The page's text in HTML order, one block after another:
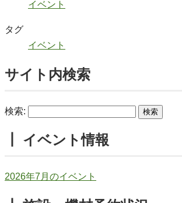
イベント
タグ
イベント
サイト内検索
検索:
┃ イベント情報
2026年7月のイベント